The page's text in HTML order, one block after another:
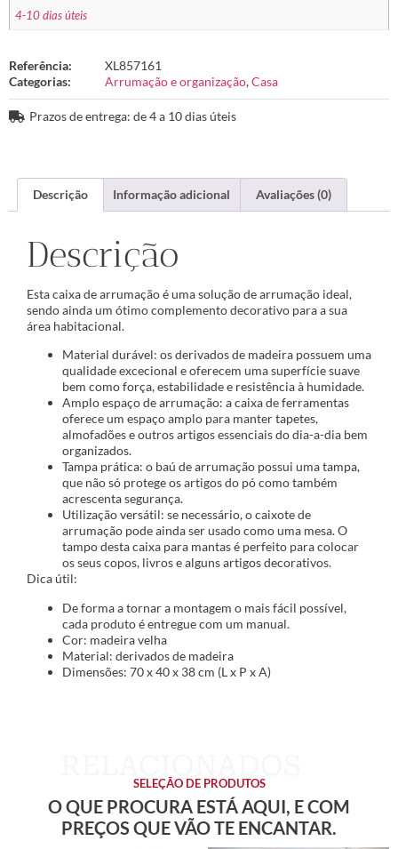
4-10 dias úteis
Referência:
XL857161
Categorias:
Arrumação e organização,Casa
Prazos de entrega: de 4 a 10 dias úteis
Descrição Informação adicional Avaliações (0)
Descrição
Esta caixa de arrumação é uma solução de arrumação ideal,
sendo ainda um ótimo complemento decorativo para a sua
área habitacional.
Material durável: os derivados de madeira possuem uma
qualidade excecional e oferecem uma superfície suave
bem como força, estabilidade e resistência à humidade.
Amplo espaço de arrumação: a caixa de ferramentas
oferece um espaço amplo para manter tapetes,
almofadões e outros artigos essenciais do dia-a-dia bem
organizados.
Tampa prática: o baú de arrumação possui uma tampa,
que não só protege os artigos do pó como também
acrescenta segurança.
Utilização versátil: se necessário, o caixote de
arrumação pode ainda ser usado como uma mesa. O
tampo desta caixa para mantas é perfeito para colocar
os seus copos, livros e alguns artigos decorativos.
Dica útil:
De forma a tornar a montagem o mais fácil possível,
cada produto é entregue com um manual.
Cor: madeira velha
Material: derivados de madeira
Dimensões: 70 x 40 x 38 cm (L x P x A)
SELEÇÃO DE PRODUTOS
O QUE PROCURA ESTÁ AQUI, E COM
PREÇOS QUE VÃO TE ENCANTAR.